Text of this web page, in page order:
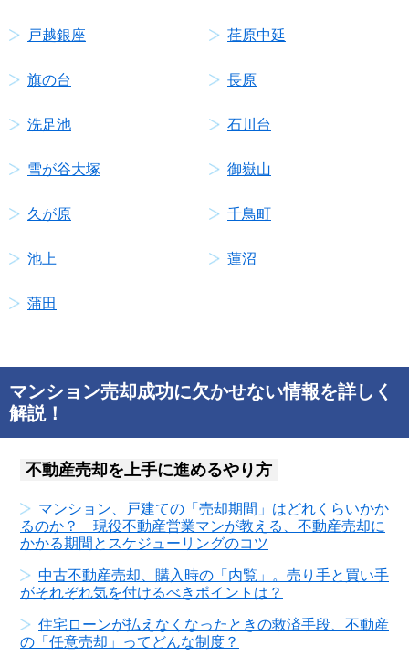
戸越銀座 荏原中延
旗の台 長原
洗足池 石川台
雪が谷大塚 御嶽山
久が原 千鳥町
池上 蓮沼
蒲田
マンション売却成功に欠かせない情報を詳しく
解説！
不動産売却を上手に進めるやり方
マンション、戸建ての「売却期間」はどれくらいかか
るのか？ 現役不動産営業マンが教える、不動産売却に
かかる期間とスケジューリングのコツ
中古不動産売却、購入時の「内覧」。売り手と買い手
がそれぞれ気を付けるべきポイントは？
住宅ローンが払えなくなったときの救済手段、不動産
の「任意売却」ってどんな制度？